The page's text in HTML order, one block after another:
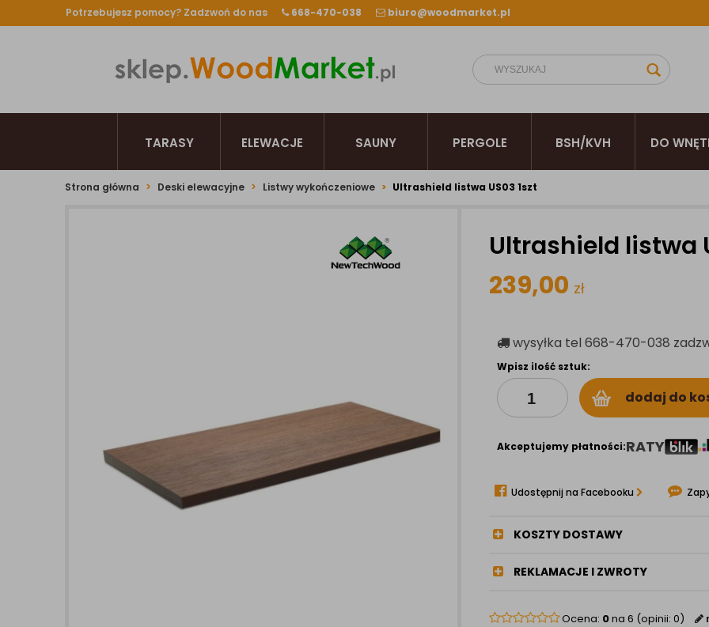
Potrzebujesz pomocy? Zadzwoń do nas 668-470-038 biuro@woodmarket.pl
TARASY ELEWACJE SAUNY PERGOLE BSH/KVH DO
Strona główna Deski elewacyjne Listwy wykończeniowe Ultrashield listwa US03 1szt
Ultrashield listwa
239,00 zł
wysyłka tel 668-470-038
Wpisz ilość sztuk:
dodaj do
Akceptujemy płatności:RATY
Udostępnij na Facebooku
KOSZTY DOSTAWY
REKLAMACJE I ZWROTY
Ocena: 0na 6 (opinii: 0)